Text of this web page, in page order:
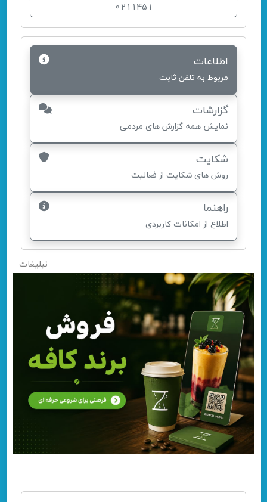
0211451
اطلاعات
مربوط به تلفن ثابت
گزارشات
نمایش همه گزارش های مردمی
شکایت
روش های شکایت از فعالیت
راهنما
اطلاع از امکانات کاربردی